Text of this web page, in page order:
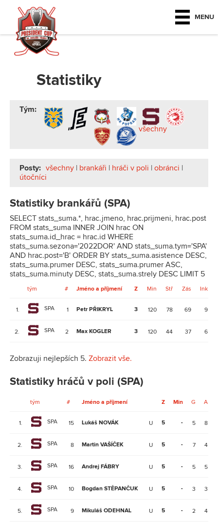
MENU
Statistiky
Tým:
všechny
Posty: všechny | brankáři | hráči v poli | obránci |
útočníci
Statistiky brankářů (SPA)
SELECT stats_suma.*, hrac.jmeno, hrac.prijmeni, hrac.post
FROM stats_suma INNER JOIN hrac ON
stats_suma.id_hrac = hrac.id WHERE
stats_suma.sezona='2022DOR' AND stats_suma.tym='SPA'
AND hrac.post='B' ORDER BY stats_suma.asistence DESC,
stats_suma.prumer DESC, stats_suma.prumer ASC,
stats_suma.minuty DESC, stats_suma.strely DESC LIMIT 5
tým # Jméno a příjmení Z Min Stř Zás Ink
1. SPA 1 Petr PŘIKRYL 3 120 78 69 9
2. SPA 2 Max KOGLER 3 120 44 37 6
Zobrazuji nejlepších 5. Zobrazit vše.
Statistiky hráčů v poli (SPA)
tým # Jméno a příjmení Z Min G A
1. SPA 15 Lukáš NOVÁK U 5 - 5 8
2. SPA 8 Martin VAŠÍČEK U 5 - 7 4
3. SPA 16 Andrej FÁBRY U 5 - 5 5
4. SPA 10 Bogdan STĚPANČUK U 5 - 3 3
5. SPA 9 Mikuláš ODEHNAL U 5 - 2 4